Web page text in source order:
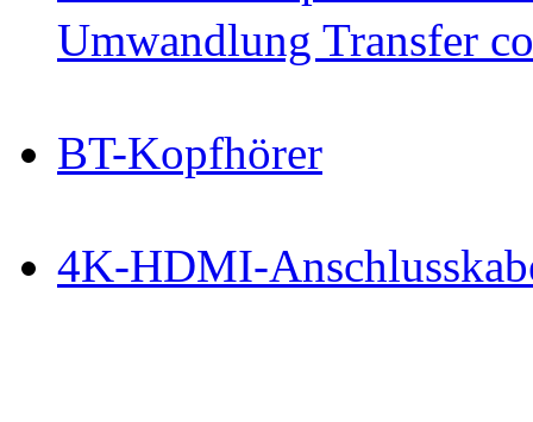
Umwandlung Transfer
BT-Kopfhörer
4K-HDMI-